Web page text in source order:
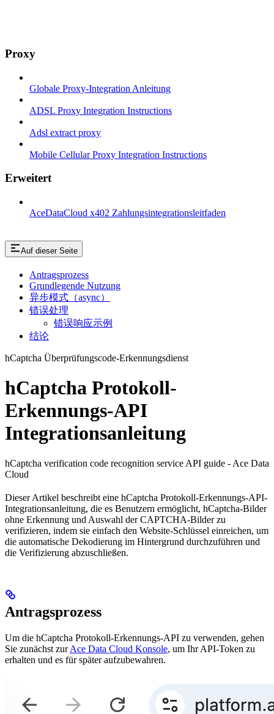
Proxy
Globale Proxy-Integration Anleitung
ADSL Proxy Integration Instructions
Adsl extract proxy
Mobile Cellular Proxy Integration Instructions
Erweitert
AceDataCloud x402 Zahlungsintegrationsleitfaden
Auf dieser Seite
Antragsprozess
Grundlegende Nutzung
异步模式（async）
错误处理
错误响应示例
结论
hCaptcha Überprüfungscode-Erkennungsdienst
hCaptcha Protokoll-
Erkennungs-API
Integrationsanleitung
hCaptcha verification code recognition service API guide - Ace Data
Cloud
Dieser Artikel beschreibt eine hCaptcha Protokoll-Erkennungs-API-
Integrationsanleitung, die es Benutzern ermöglicht, hCaptcha-Bilder
ohne Erkennung und Auswahl der CAPTCHA-Bilder zu
verifizieren, indem sie einfach den Website-Schlüssel einreichen, um
die automatische Dekodierung im Hintergrund durchzuführen und
die Verifizierung abzuschließen.
Antragsprozess
Um die hCaptcha Protokoll-Erkennungs-API zu verwenden, gehen
Sie zunächst zurAce Data Cloud Konsole, um Ihr API-Token zu
erhalten und es für später aufzubewahren.